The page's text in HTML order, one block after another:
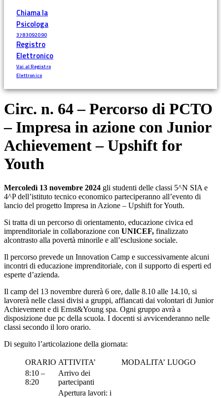
Chiama la
Psicologa
3783092090
Registro
Elettronico
Vai al Registro
Elettronico
Circ. n. 64 – Percorso di PCTO
– Impresa in azione con Junior
Achievement – Upshift for
Youth
Mercoledì 13 novembre 2024 gli studenti delle classi 5^N SIA e
4^P dell’istituto tecnico economico parteciperanno all’evento di
lancio del progetto Impresa in Azione – Upshift for Youth.
Si tratta di un percorso di orientamento, educazione civica ed
imprenditoriale in collaborazione con UNICEF, finalizzato
alcontrasto alla povertà minorile e all’esclusione sociale.
Il percorso prevede un Innovation Camp e successivamente alcuni
incontri di educazione imprenditoriale, con il supporto di esperti ed
esperte d’azienda.
Il camp del 13 novembre durerà 6 ore, dalle 8.10 alle 14.10, si
lavorerà nelle classi divisi a gruppi, affiancati dai volontari di Junior
Achievement e di Ernst&Young spa. Ogni gruppo avrà a
disposizione due pc della scuola. I docenti si avvicenderanno nelle
classi secondo il loro orario.
Di seguito l’articolazione della giornata:
ORARIO ATTIVITA’ MODALITA’ LUOGO
8:10 –
8:20
Arrivo dei
partecipanti
Apertura lavori: i